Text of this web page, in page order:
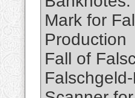
Mark for
Production
Fall of